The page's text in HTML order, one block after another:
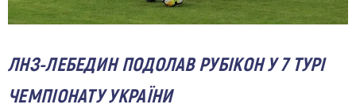
ЛНЗ-ЛЕБЕДИН ПОДОЛАВ РУБІКОН У 7 ТУРІ
ЧЕМПІОНАТУ УКРАЇНИ